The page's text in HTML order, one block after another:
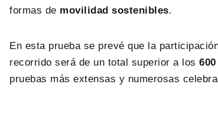
formas de movilidad sostenibles.
En esta prueba se prevé que la
recorrido será de un total superior a los
pruebas más extensas y numerosas